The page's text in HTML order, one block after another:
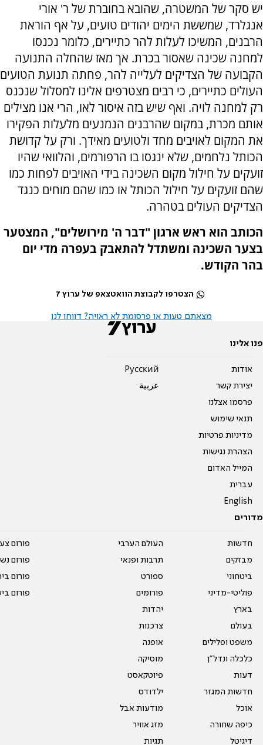
יש סקר של המשטרה, שהובא בחוברת של ר' אורי
אנגלרד, שמששת הימים יהודים טועים, על אף הוראת
הרבנים, המשיכו לעלות להר כתיירים, כלומר נכנסו
למחנה שכינה שאסור בכרת. אך מאז שהחלה התנועה
הקבועה של הצדיקים לעלייה להר, פחתה תנועת הטועים
העולים כתיירים, כי רבים מצטרפים אלינו למסלול שנכנס
רק למחנה לויה. ואף שיש בזה איסור לאו, הרי אנו מצילים
אותם מכרת, במקום שהרבנים הנמנעים מלעלות הפקירו
את המקום לאויבים מחד ולטועים מאידך. ורק על קדושת
הכותל נלחמים, שלא ינגסו בו הרפורמים, והלוואי שהיו
זועקים על חילול מקום השכינה בידי האויבים לפחות כמו
שהם זועקים על חילול הכותל או כמו שהם מוחים כנגד
הצדיקים העולים בטהרה.
הכותב הוא ראש ארגון "דבר ה' מירושלים", המצטער
בצער השכינה ומשתדל להתאבק בעפרה מדי יום
בהר הקודש.
הצטרפו לקבוצת הוואטצאפ של ערוץ 7
מצאתם טעות או פרסומת לא ראויה? דווחו לנו
פנו אלינו
אודות
יצירת קשר
פרסמו אצלנו
תנאי שימוש
מדיניות פרטיות
הצהרת נגישות
המייל האדום
עברית
English
Pусский
عربية
מדורים
חדשות
מבזקים
ביטחוני
פוליטי-מדיני
בארץ
בעולם
משפט ופלילים
כלכלה ונדל"ן
דעות
חדשות המגזר
אוכל
כיפה שחורה
דיגיטל
העולם הערבי
תרבות ופנאי
ספורט
פורומים
יהדות
צרכנות
אופנה
מוסיקה
פיוטקאסט
ילדודס
מודעות אבל
מזג אוויר
תגיות
פורום
פורום
פורום
פורום